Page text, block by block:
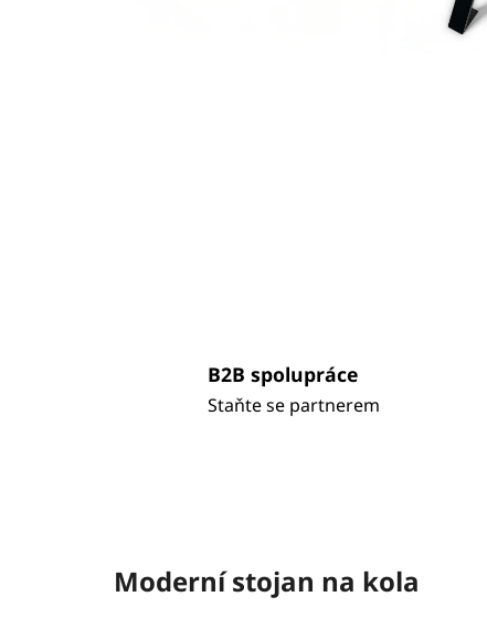
B2B spolupráce
Staňte se partnerem
Moderní stojan na kola